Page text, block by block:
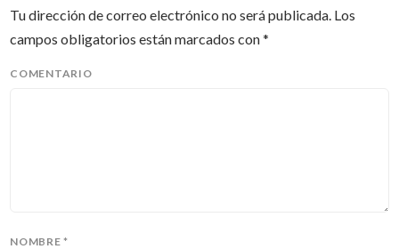
Tu dirección de correo electrónico no será publicada. Los
campos obligatorios están marcados con*
COMENTARIO
NOMBRE*